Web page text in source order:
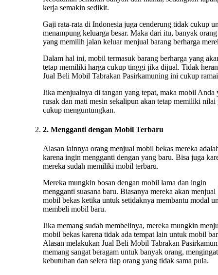
kerja semakin sedikit.
Gaji rata-rata di Indonesia juga cenderung tidak cukup
menampung keluarga besar. Maka dari itu, banyak orang
yang memilih jalan keluar menjual barang berharga
Dalam hal ini, mobil termasuk barang berharga yang
tetap memiliki harga cukup tinggi jika dijual. Tidak
Jual Beli Mobil Tabrakan Pasirkamuning ini cukup
Jika menjualnya di tangan yang tepat, maka mobil Anda
rusak dan mati mesin sekalipun akan tetap memiliki nilai
cukup menguntungkan.
2. Mengganti dengan Mobil Terbaru
Alasan lainnya orang menjual mobil bekas mereka
karena ingin mengganti dengan yang baru. Bisa juga
mereka sudah memiliki mobil terbaru.
Mereka mungkin bosan dengan mobil lama dan ingin
mengganti suasana baru. Biasanya mereka akan menjual
mobil bekas ketika untuk setidaknya membantu modal
membeli mobil baru.
Jika memang sudah membelinya, mereka mungkin
mobil bekas karena tidak ada tempat lain untuk mobil
Alasan melakukan Jual Beli Mobil Tabrakan
memang sangat beragam untuk banyak orang, mengingat
kebutuhan dan selera tiap orang yang tidak sama pula.